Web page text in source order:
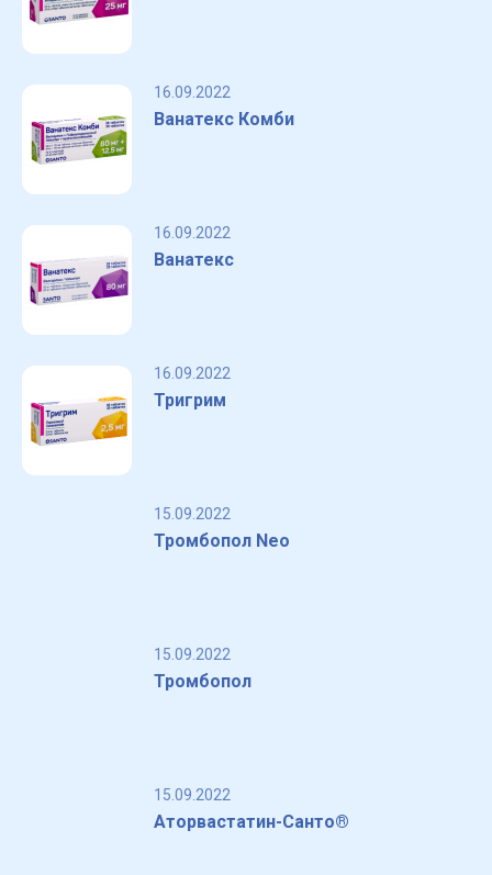
16.09.2022
Ванатекс Комби
16.09.2022
Ванатекс
16.09.2022
Тригрим
15.09.2022
Тромбопол Neo
15.09.2022
Тромбопол
15.09.2022
Аторвастатин-Санто®